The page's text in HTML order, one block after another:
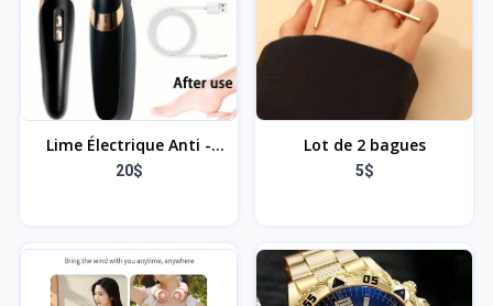
Lime Électrique Anti -
Callosités
20$
Lot de 2 bagues
5$